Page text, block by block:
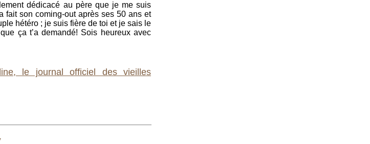
dédicacé au père que je me suis
fait son coming-out après ses 50 ans et
hétéro ; je suis fière de toi et je sais le
ça t’a demandé! Sois heureux avec
le journal officiel des vieilles